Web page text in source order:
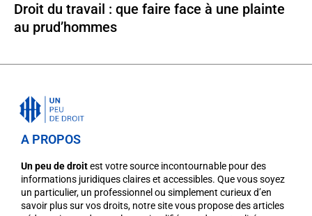
Droit du travail : que faire face à une plainte
au prud’hommes
A PROPOS
Un peu de droitest votre source incontournable pour des
informations juridiques claires et accessibles. Que vous soyez
un particulier, un professionnel ou simplement curieux d’en
savoir plus sur vos droits, notre site vous propose des articles